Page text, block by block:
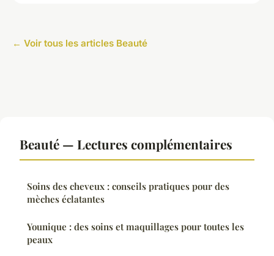
← Voir tous les articles Beauté
Beauté — Lectures complémentaires
Soins des cheveux : conseils pratiques pour des
mèches éclatantes
Younique : des soins et maquillages pour toutes les
peaux